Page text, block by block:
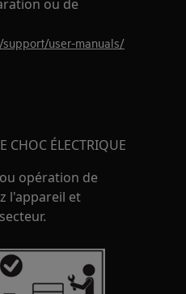
ou de
user-manuals/
CHOC ÉLECTRIQUE
opération de
l'appareil et